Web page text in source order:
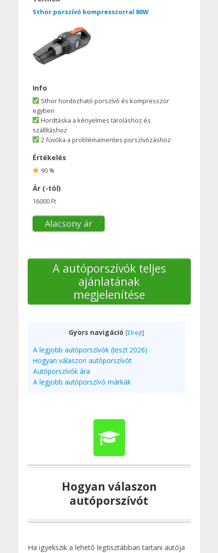
Sthor porszívó kompresszorral 80W
Info
Sthor hordozható porszívó és kompresszor
egyben
Hordtáska a kényelmes tároláshoz és
szállításhoz
2 fúvóka a problémamentes porszívózáshoz
Értékelés
90 %
Ár (-tól)
16000 Ft
Alacsony ár
A autóporszívók teljes
ajánlatának
megjelenítése
Gyors navigáció [Elrejt]
A legjobb autóporszívók (teszt 2026)
Hogyan válaszon autóporszívót
Autóporszívók ára
A legjobb autóporszívó márkák
Hogyan válaszon
autóporszívót
Ha igyekszik a lehető legtisztábban tartani autója